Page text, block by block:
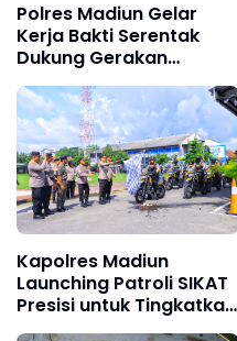
Polres Madiun Gelar
Kerja Bakti Serentak
Dukung Gerakan
Indonesia Asri di Wisata
Wahana Grape
Kapolres Madiun
Launching Patroli SIKAT
Presisi untuk Tingkatkan
Keamanan Wilayah